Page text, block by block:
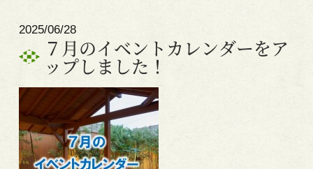
2025/06/28
７月のイベントカレンダーをア
ップしました！